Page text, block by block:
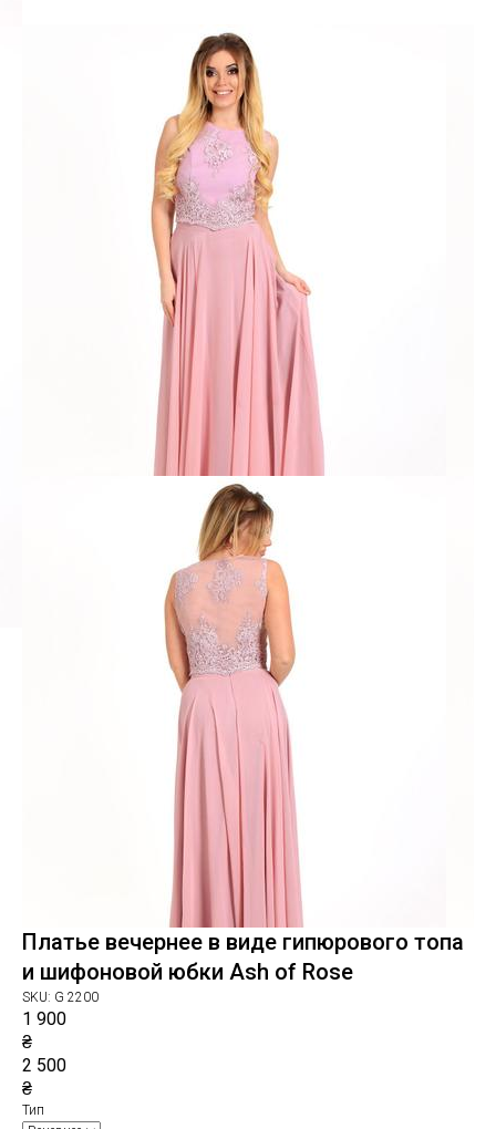
Платье вечернее в виде гипюрового топа
и шифоновой юбки Ash of Rose
SKU: G 2200
1 900
₴
2 500
₴
Тип